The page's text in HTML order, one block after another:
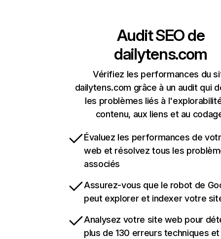
Audit SEO de
dailytens.com
Vérifiez les performances du
dailytens.com grâce à un audit qui
les problèmes liés à
contenu, aux liens et au
Évaluez les performances de
web et résolvez tous les
associés
Assurez-vous que le robot de
peut explorer et indexer votre
Analysez votre site web pour
plus de 130 erreurs techniques et